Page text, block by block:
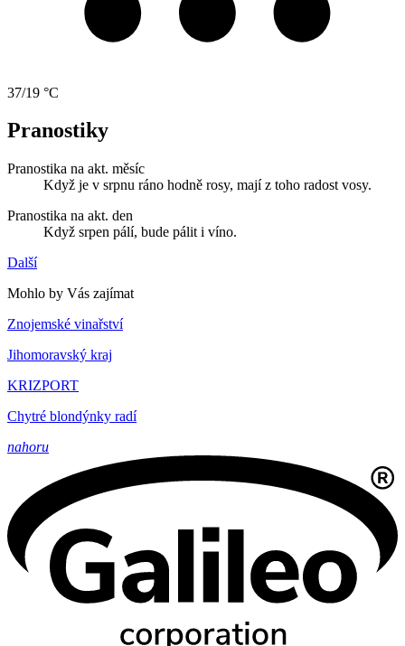
37/19 °C
Pranostiky
Pranostika na akt. měsíc
Když je v srpnu ráno hodně rosy, mají z toho radost vosy.
Pranostika na akt. den
Když srpen pálí, bude pálit i víno.
Další
Mohlo by Vás zajímat
Znojemské vinařství
Jihomoravský kraj
KRIZPORT
Chytré blondýnky radí
nahoru